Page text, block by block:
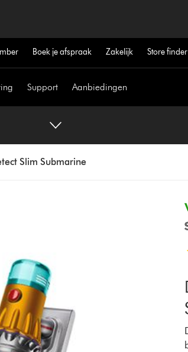
Boek je afspraak Zakelijk Store finder
Support Aanbiedingen
Slim Submarine